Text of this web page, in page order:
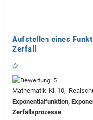
Aufstellen eines
Zerfall
Mathematik Kl. 10,
Exponentialfunktion,
Zerfallsprozesse